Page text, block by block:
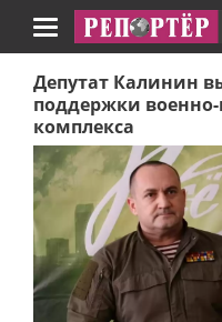
Навигация
Депутат Калинин
поддержки
комплекса